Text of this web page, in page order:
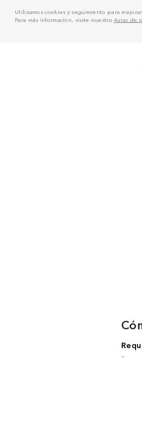
Utilizamos cookies y seguimiento para
Para más información, visite nuestroAviso de